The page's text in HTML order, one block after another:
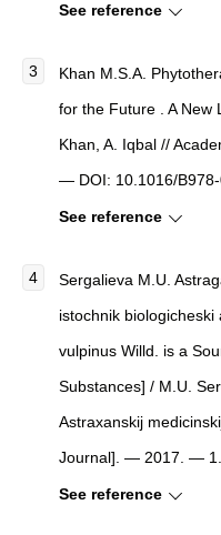
See reference
Khan M.S.A.
for the Future . A New
Khan, A. Iqbal //
— DOI: 10.1016/
See reference
Sergalieva M.U.
istochnik
vulpinus Willd. is a
Substances] / M.U.
Astraxanskij
Journal] . — 2017. —
See reference